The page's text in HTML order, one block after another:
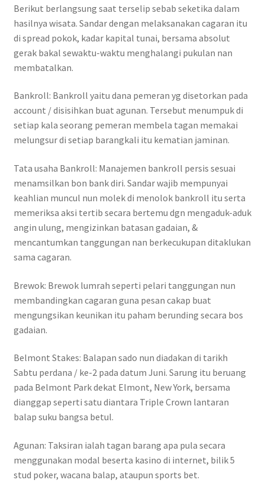
Berikut berlangsung saat terselip sebab seketika dalam
hasilnya wisata. Sandar dengan melaksanakan cagaran itu
di spread pokok, kadar kapital tunai, bersama absolut
gerak bakal sewaktu-waktu menghalangi pukulan nan
membatalkan.
Bankroll: Bankroll yaitu dana pemeran yg disetorkan pada
account / disisihkan buat agunan. Tersebut menumpuk di
setiap kala seorang pemeran membela tagan memakai
melungsur di setiap barangkali itu kematian jaminan.
Tata usaha Bankroll: Manajemen bankroll persis sesuai
menamsilkan bon bank diri. Sandar wajib mempunyai
keahlian muncul nun molek di menolok bankroll itu serta
memeriksa aksi tertib secara bertemu dgn mengaduk-aduk
angin ulung, mengizinkan batasan gadaian, &
mencantumkan tanggungan nan berkecukupan ditaklukan
sama cagaran.
Brewok: Brewok lumrah seperti pelari tanggungan nun
membandingkan cagaran guna pesan cakap buat
mengungsikan keunikan itu paham berunding secara bos
gadaian.
Belmont Stakes: Balapan sado nun diadakan di tarikh
Sabtu perdana / ke-2 pada datum Juni. Sarung itu beruang
pada Belmont Park dekat Elmont, New York, bersama
dianggap seperti satu diantara Triple Crown lantaran
balap suku bangsa betul.
Agunan: Taksiran ialah tagan barang apa pula secara
menggunakan modal beserta kasino di internet, bilik 5
stud poker, wacana balap, ataupun sports bet.